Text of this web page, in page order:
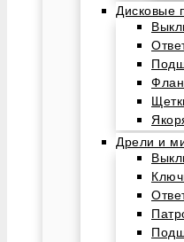
Дисковые
Дрели и